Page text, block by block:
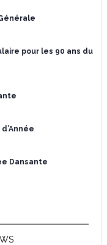
pour les 90 ans du
d’Année
Dansante